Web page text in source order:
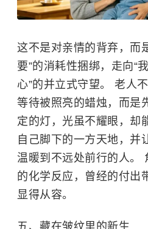
这不是对亲情的背弃，而
要”的消耗性捆绑，走向“
心”的并立式守望。 老人
等待被照亮的蜡烛，而是
定的灯，光虽不耀眼，却
自己脚下的一方天地，并
温暖到不远处前行的人。
的化学反应，曾经的付出
显得从容。
五、藏在皱纹里的新生